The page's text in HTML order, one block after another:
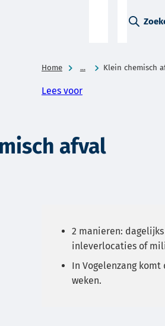
Home ... Klein chemisch
Lees voor
afval
2 manieren:
inleverlocaties of
In Vogelenzang
weken.